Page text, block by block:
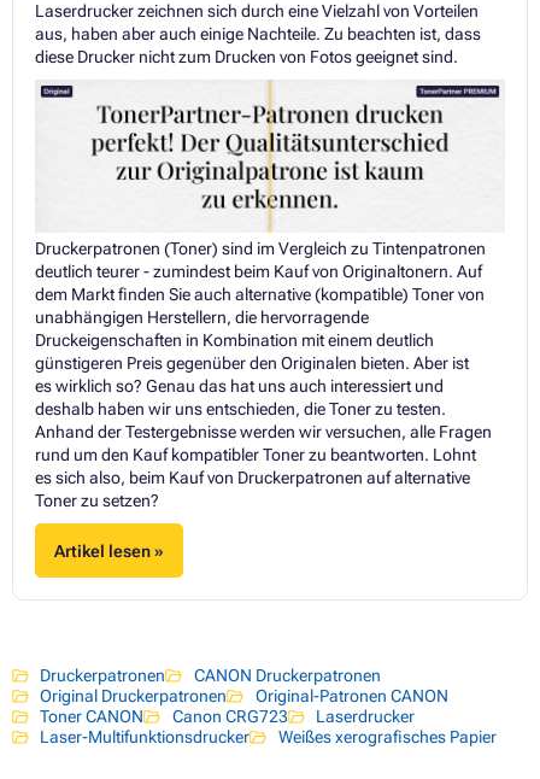
Laserdrucker zeichnen sich durch eine Vielzahl von Vorteilen
aus, haben aber auch einige Nachteile. Zu beachten ist, dass
diese Drucker nicht zum Drucken von Fotos geeignet sind.
Druckerpatronen (Toner) sind im Vergleich zu Tintenpatronen
deutlich teurer - zumindest beim Kauf von Originaltonern. Auf
dem Markt finden Sie auch alternative (kompatible) Toner von
unabhängigen Herstellern, die hervorragende
Druckeigenschaften in Kombination mit einem deutlich
günstigeren Preis gegenüber den Originalen bieten. Aber ist
es wirklich so? Genau das hat uns auch interessiert und
deshalb haben wir uns entschieden, die Toner zu testen.
Anhand der Testergebnisse werden wir versuchen, alle Fragen
rund um den Kauf kompatibler Toner zu beantworten. Lohnt
es sich also, beim Kauf von Druckerpatronen auf alternative
Toner zu setzen?
Artikel lesen »
Druckerpatronen
CANON Druckerpatronen
Original Druckerpatronen
Original-Patronen CANON
Toner CANON
Canon CRG723
Laserdrucker
Laser-Multifunktionsdrucker
Weißes xerografisches Papier